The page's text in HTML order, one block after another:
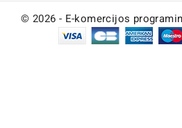
© 2026 - E-komercijos